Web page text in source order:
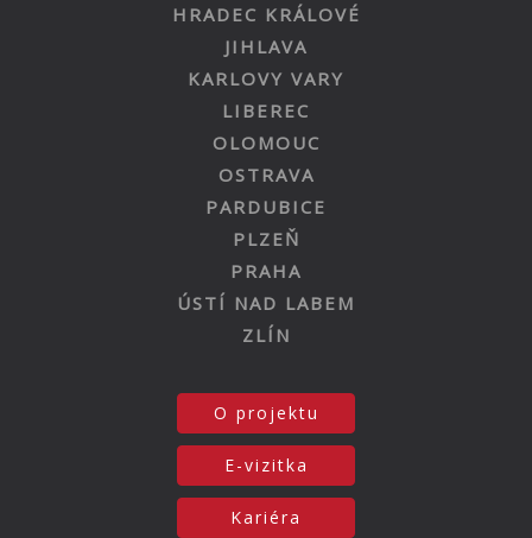
HRADEC KRÁLOVÉ
JIHLAVA
KARLOVY VARY
LIBEREC
OLOMOUC
OSTRAVA
PARDUBICE
PLZEŇ
PRAHA
ÚSTÍ NAD LABEM
ZLÍN
O projektu
E-vizitka
Kariéra